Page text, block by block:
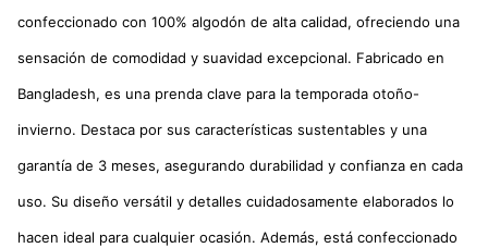
confeccionado con 100% algodón de alta calidad, ofreciendo una
sensación de comodidad y suavidad excepcional. Fabricado en
Bangladesh, es una prenda clave para la temporada otoño-
invierno. Destaca por sus características sustentables y una
garantía de 3 meses, asegurando durabilidad y confianza en cada
uso. Su diseño versátil y detalles cuidadosamente elaborados lo
hacen ideal para cualquier ocasión. Además, está confeccionado